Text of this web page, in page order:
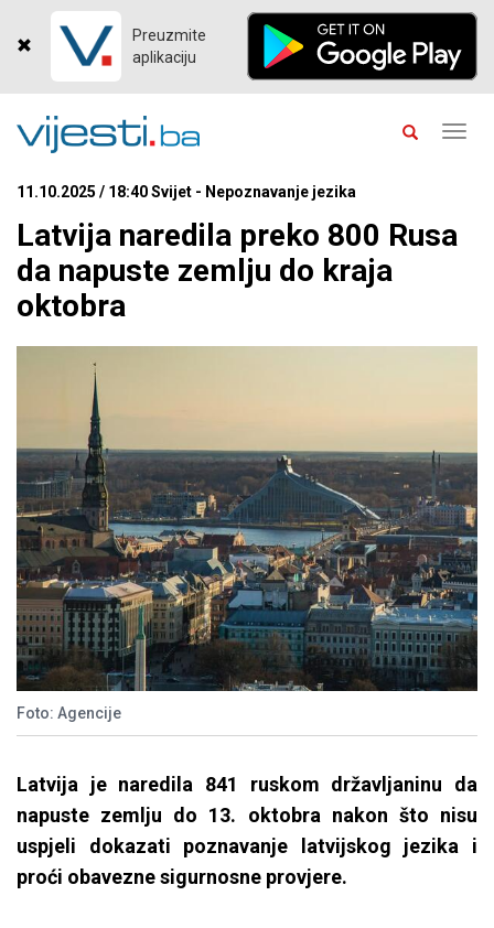
Preuzmite
aplikaciju
11.10.2025 / 18:40 Svijet - Nepoznavanje jezika
Latvija naredila preko 800 Rusa
da napuste zemlju do kraja
oktobra
Foto: Agencije
Latvija je naredila 841 ruskom državljaninu da
napuste zemlju do 13. oktobra nakon što nisu
uspjeli dokazati poznavanje latvijskog jezika i
proći obavezne sigurnosne provjere.